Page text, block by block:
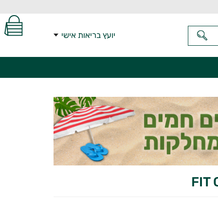
יועץ בריאות אישי